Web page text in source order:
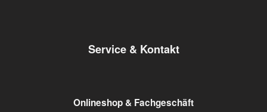
Service & Kontakt
Onlineshop & Fachgeschäft